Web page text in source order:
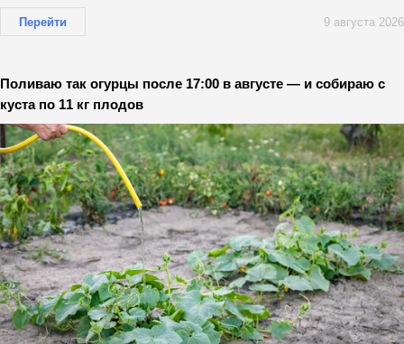
Перейти 9 августа 2026
Поливаю так огурцы после 17:00 в августе — и собираю с
куста по 11 кг плодов